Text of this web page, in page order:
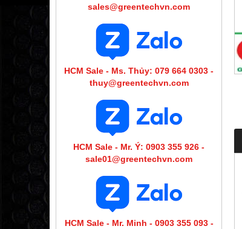
sales@greentechvn.com
HCM Sale - Ms. Thủy: 079 664 0303 -
thuy@greentechvn.com
HCM Sale - Mr. Ý: 0903 355 926 -
sale01@greentechvn.com
HCM Sale - Mr. Minh - 0903 355 093 -